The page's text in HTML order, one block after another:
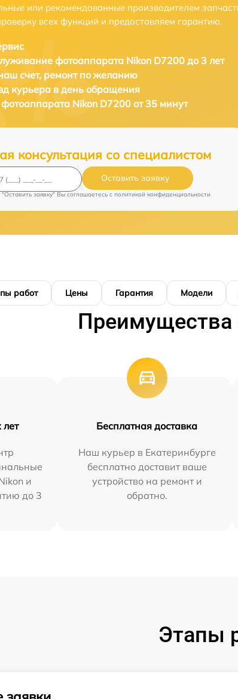
или рекомендованные производителем
всех функций и предоставляем гарантию.
фотоаппарата Nikon D7200 до 3 лет
счет, ремонт по желанию
курьера в день обращения
фотоаппарата Nikon D7200 от 35 минут
консультация со специалистом
Оставить заявку
заявку" Вы соглашаетесь c политикой конфиденциальности
работ Цены Гарантия Модели
Преимущества
лет
и
до 3
Бесплатная доставка
Наш курьер в Екатеринбурге
бесплатно доставит ваше
устройство на ремонт и
обратно.
Этапы